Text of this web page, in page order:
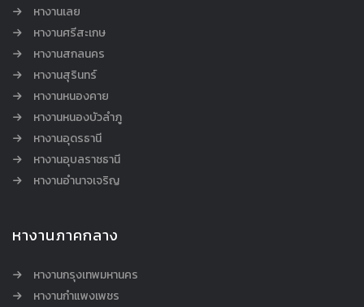
หางานเลย
หางานศรีสะเกษ
หางานสกลนคร
หางานสุรินทร์
หางานหนองคาย
หางานหนองบัวลำภู
หางานอุดรธานี
หางานอุบลราชธานี
หางานอำนาจเจริญ
หางานภาคกลาง
หางานกรุงเทพมหานคร
หางานกำแพงเพชร